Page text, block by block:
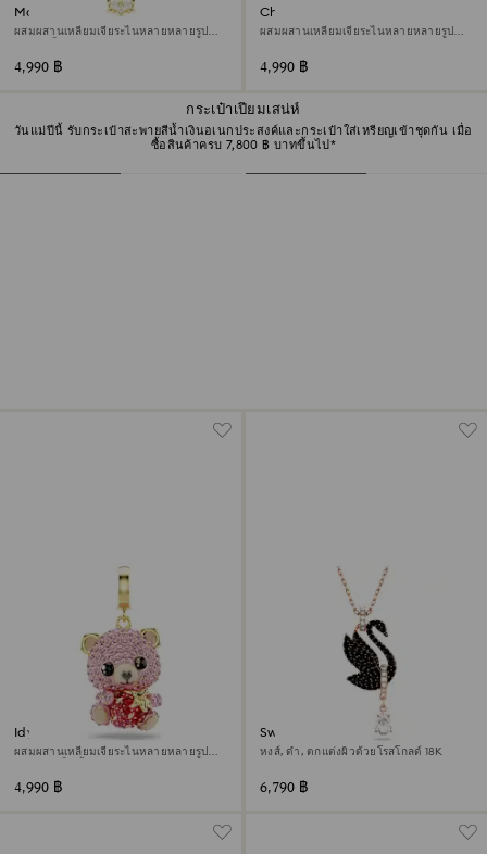
กระเป๋าเปี่ยมเสน่ห์
วันแม่ปีนี้ รับกระเป๋าสะพายสีน้ำเงินอเนกประสงค์และกระเป๋าใส่เหรียญเข้าชุดกัน เมื่อ
ซื้อสินค้าครบ 7,800 ฿ บาทขึ้นไป*
Magic สร้อยข้อมือ
ผสมผสานเหลี่ยมเจียระไนหลายหลายรูป
4,990 ฿
Chroma กำไล
ผสมผสานเหลี่ยมเจียระไนหลายหลายรูป
4,990 ฿
Idyllia จี้ชาร์ม
ผสมผสานเหลี่ยมเจียระไนหลายหลายรูป
ทองคำ 18K
4,990 ฿
Swan จี้สร้อยคอ
หงส์, ดำ, ตกแต่งผิวด้วยโรสโกลด์ 18K
6,790 ฿